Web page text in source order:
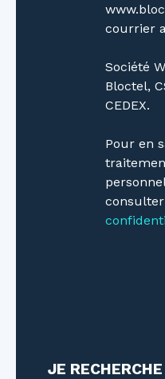
courrier
Société
Bloctel,
CEDEX.
Pour en
JE